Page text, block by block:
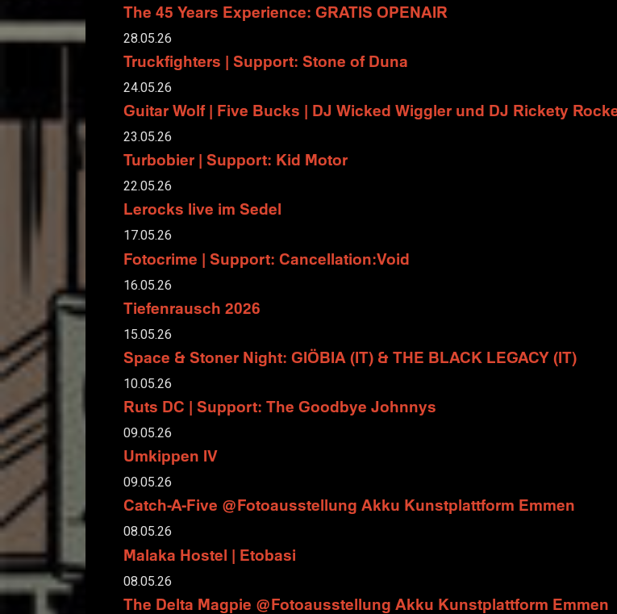
The 45 Years Experience: GRATIS OPENAIR
28.05.26
Truckfighters | Support: Stone of Duna
24.05.26
Guitar Wolf | Five Bucks | DJ Wicked Wiggler und DJ Rickety
23.05.26
Turbobier | Support: Kid Motor
22.05.26
Lerocks live im Sedel
17.05.26
Fotocrime | Support: Cancellation:Void
16.05.26
Tiefenrausch 2026
15.05.26
Space & Stoner Night: GIÖBIA (IT) & THE BLACK LEGACY (IT)
10.05.26
Ruts DC | Support: The Goodbye Johnnys
09.05.26
Umkippen IV
09.05.26
Catch-A-Five @Fotoausstellung Akku Kunstplattform Emmen
08.05.26
Malaka Hostel | Etobasi
08.05.26
The Delta Magpie @Fotoausstellung Akku Kunstplattform Emmen